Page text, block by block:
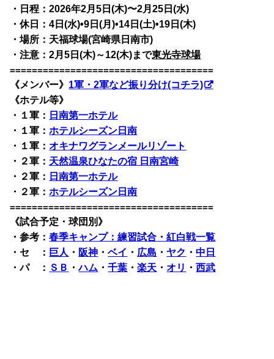
・日程：2026年2月5日(木)〜2月25日(水)
・休日：4日(水)•9日(月)•14日(土)•19日(木)
・場所：天福球場(宮崎県日南市)
・注意：2月5日(木)～12(木)まで東光寺球場
=====================================
《メンバー》 1軍・2軍など振り分け(コチラ)
《ホテル等》
・１軍： 日南第一ホテル
・１軍：ホテルシーズン日南
・１軍：オキナワグランメールリゾート
・２軍： 天然温泉ひなたの宿 日南宮崎
・２軍： 日南第一ホテル
・２軍：ホテルシーズン日南
=====================================
《試合予定・球団別》
・参考：春季キャンプ：練習試合・紅白戦一覧
・セ ： 巨人 ・ 阪神 ・ベイ ・ 広島 ・ ヤク ・中日
・パ ： ＳＢ ・ハム ・千葉 ・楽天 ・オリ ・西武